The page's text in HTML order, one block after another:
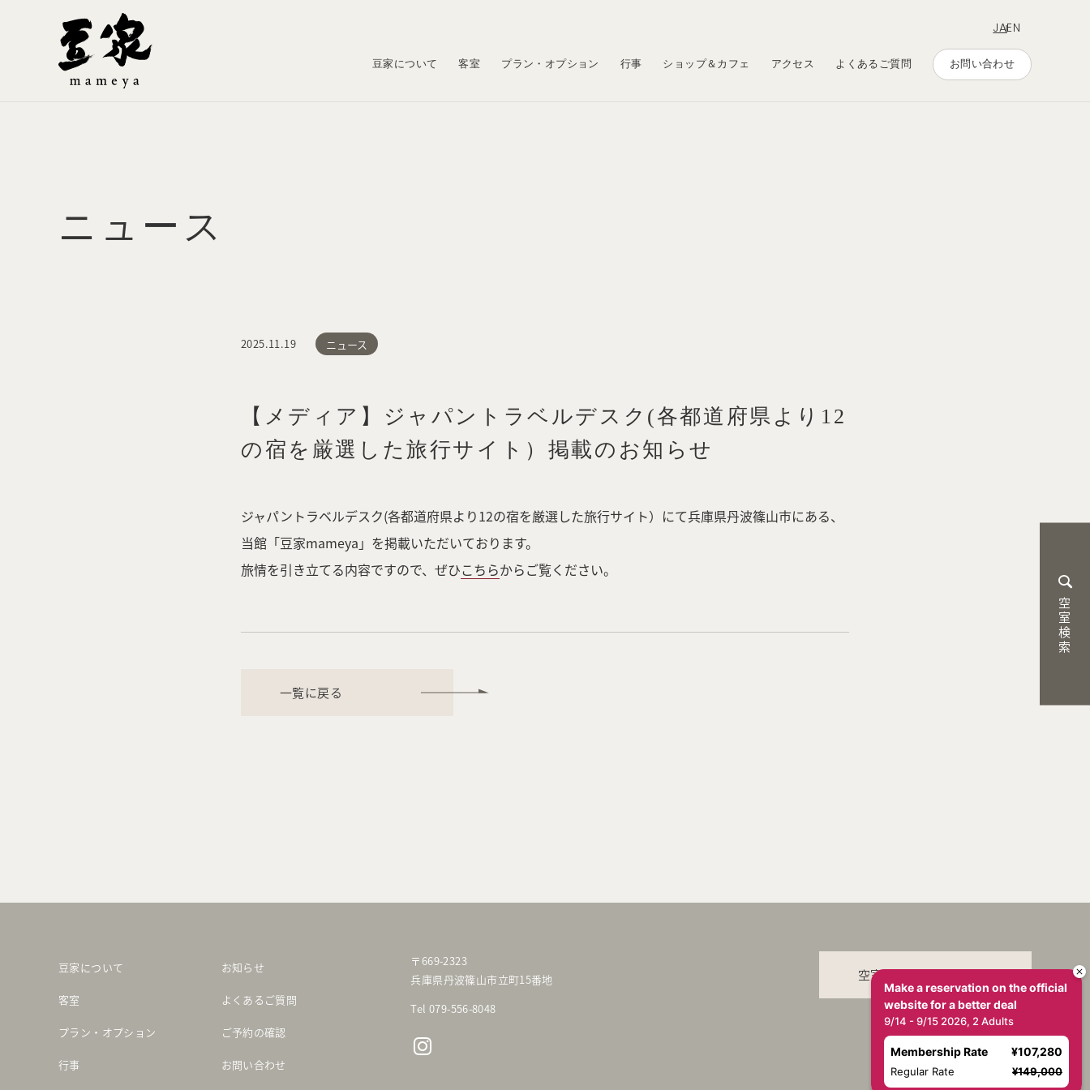
EN
JA
豆家について 客室 プラン・オプション 行事 ショップ＆カフェ アクセス よくあるご質問 お問い合わせ
ニュース
2025.11.19 ニュース
【メディア】ジャパントラベルデスク(各都道府県より12
の宿を厳選した旅行サイト）掲載のお知らせ
ジャパントラベルデスク(各都道府県より12の宿を厳選した旅行サイト）にて兵庫県丹波篠山市にある、
当館「豆家mameya」を掲載いただいております。
旅情を引き立てる内容ですので、ぜひこちらからご覧ください。
一覧に戻る
空室検索
豆家について
客室
プラン・オプション
行事
お知らせ
よくあるご質問
ご予約の確認
お問い合わせ
〒669-2323
兵庫県丹波篠山市立町15番地
Tel 079-556-8048
空室検索
Make a reservation on the official
website for a better deal
9/14 - 9/15 2026, 2 Adults
Membership Rate ¥107,280
Regular Rate ¥149,000